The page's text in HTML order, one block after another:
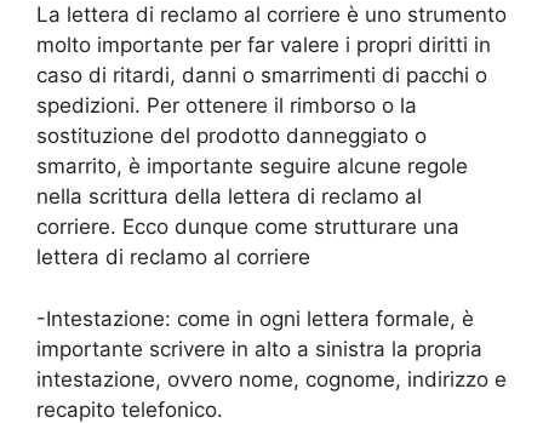
La lettera di reclamo al corriere è uno strumento
molto importante per far valere i propri diritti in
caso di ritardi, danni o smarrimenti di pacchi o
spedizioni. Per ottenere il rimborso o la
sostituzione del prodotto danneggiato o
smarrito, è importante seguire alcune regole
nella scrittura della lettera di reclamo al
corriere. Ecco dunque come strutturare una
lettera di reclamo al corriere
-Intestazione: come in ogni lettera formale, è
importante scrivere in alto a sinistra la propria
intestazione, ovvero nome, cognome, indirizzo e
recapito telefonico.